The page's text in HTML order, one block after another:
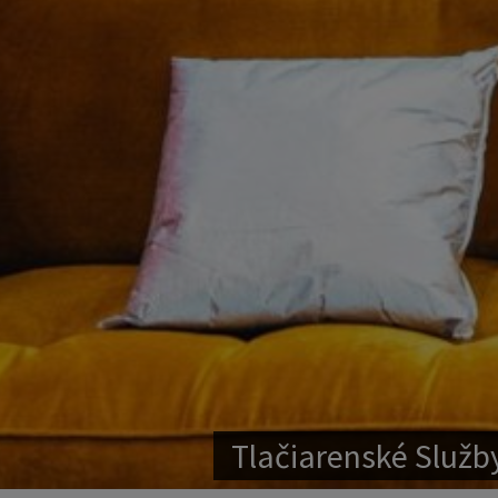
Tlačiarenské